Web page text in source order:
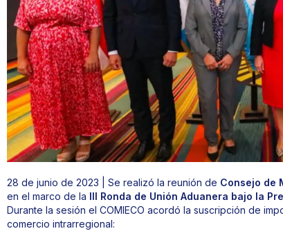
28 de junio de 2023 | Se realizó la reunión de Consejo de
en el marco de la III Ronda de Unión Aduanera bajo la
Durante la sesión el COMIECO acordó la suscripción de
comercio intrarregional: